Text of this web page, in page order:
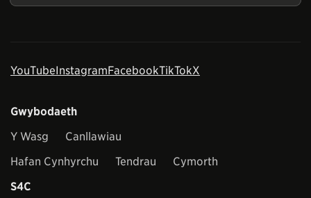
YouTubeInstagramFacebookTikTokX
Gwybodaeth
Y Wasg
Canllawiau
Hafan Cynhyrchu
Tendrau
Cymorth
S4C